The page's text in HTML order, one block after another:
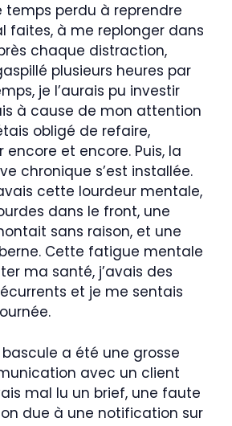
temps perdu à reprendre
faites, à me replonger dans
chaque distraction,
plusieurs heures par
je l’aurais pu investir
à cause de mon attention
obligé de refaire,
encore et encore. Puis, la
chronique s’est installée.
cette lourdeur mentale,
dans le front, une
sans raison, et une
Cette fatigue mentale
ma santé, j’avais des
et je me sentais
a été une grosse
avec un client
mal lu un brief, une faute
due à une notification sur